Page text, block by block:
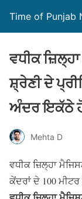
Time of Punjab
ਵਧੀਕ
ਸ਼੍ਰੇਣੀ ਦੇ
ਅੰਦਰ ਇਕੱਠੇ
Mehta D
ਵਧੀਕ ਜ਼ਿਲ੍ਹਾ
ਕੇਂਦਰਾਂ ਦੇ 100